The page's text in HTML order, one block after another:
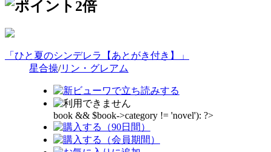
「ひと夏のシンデレラ【あとがき付き】」
星合操/リン・グレアム
book && $book->category != 'novel'): ?>